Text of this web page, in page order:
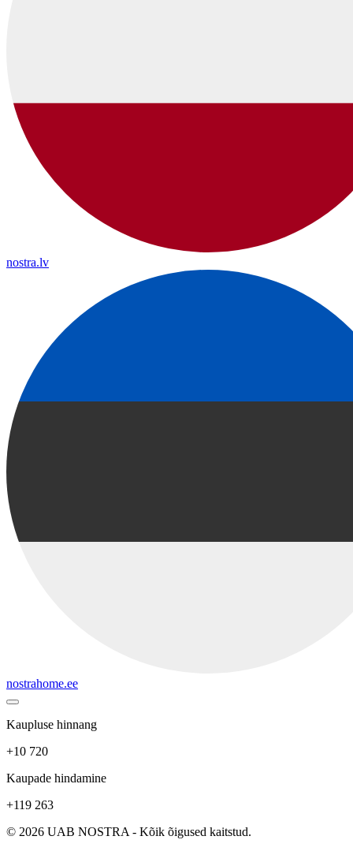
nostra.lv
nostrahome.ee
Kaupluse hinnang
+10 720
Kaupade hindamine
+119 263
© 2026 UAB NOSTRA - Kõik õigused kaitstud.